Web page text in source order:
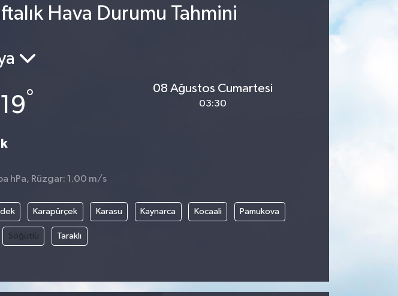
Hava Durumu Tahmini
19°
08 Ağustos Cumartesi
03:30
hPa, Rüzgar: 1.00 m/s
Karapürçek Karasu Kaynarca Kocaali Pamukova
Söğütlü Taraklı